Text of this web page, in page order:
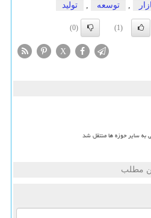
, توسعه , تولید
(1)
(0)
X
مطلب